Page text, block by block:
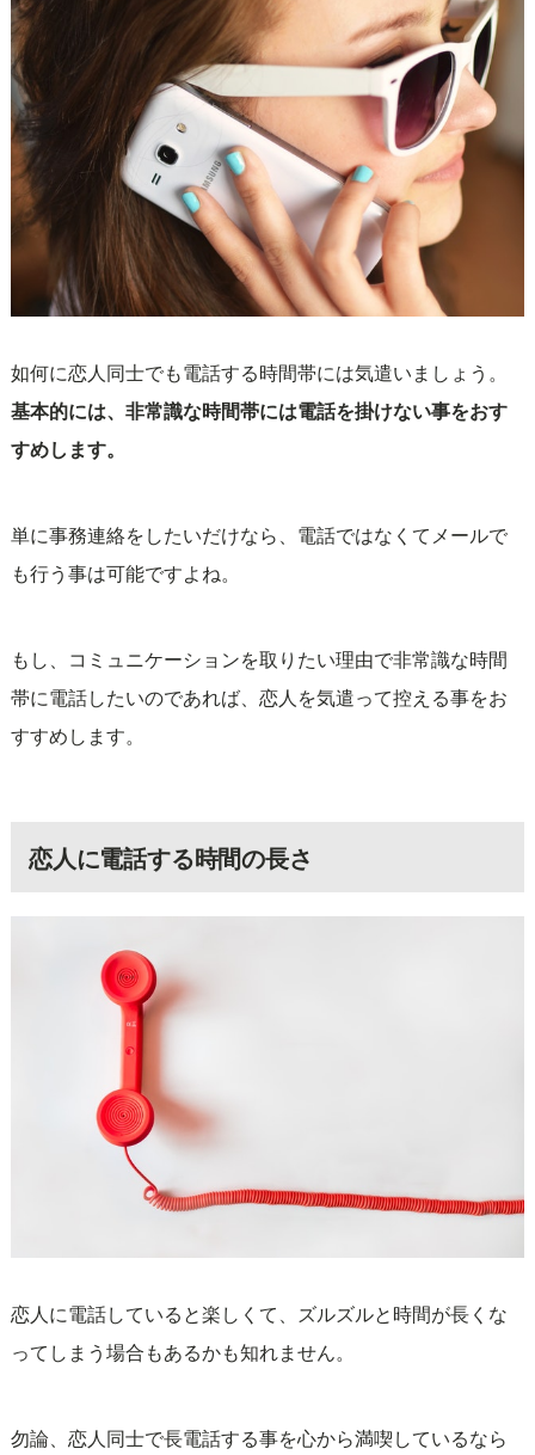
如何に恋人同士でも電話する時間帯には気遣いましょう。
基本的には、非常識な時間帯には電話を掛けない事をおす
すめします。
単に事務連絡をしたいだけなら、電話ではなくてメールで
も行う事は可能ですよね。
もし、コミュニケーションを取りたい理由で非常識な時間
帯に電話したいのであれば、恋人を気遣って控える事をお
すすめします。
恋人に電話する時間の長さ
恋人に電話していると楽しくて、ズルズルと時間が長くな
ってしまう場合もあるかも知れません。
勿論、恋人同士で長電話する事を心から満喫しているなら